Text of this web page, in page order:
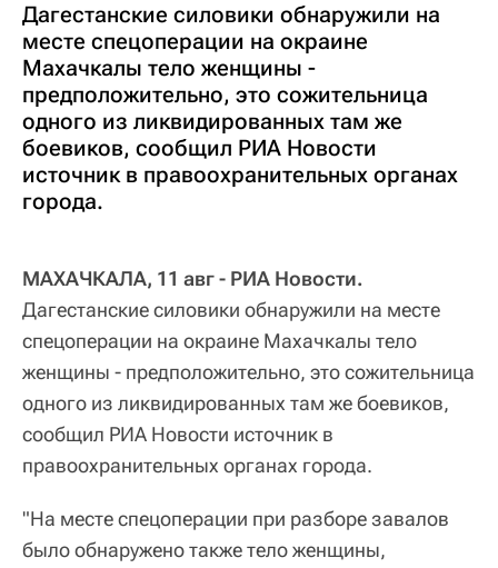
Дагестанские силовики обнаружили на
месте спецоперации на окраине
Махачкалы тело женщины -
предположительно, это сожительница
одного из ликвидированных там же
боевиков, сообщил РИА Новости
источник в правоохранительных органах
города.
МАХАЧКАЛА, 11 авг - РИА Новости.
Дагестанские силовики обнаружили на месте
спецоперации на окраине Махачкалы тело
женщины - предположительно, это сожительница
одного из ликвидированных там же боевиков,
сообщил РИА Новости источник в
правоохранительных органах города.
"На месте спецоперации при разборе завалов
было обнаружено также тело женщины,